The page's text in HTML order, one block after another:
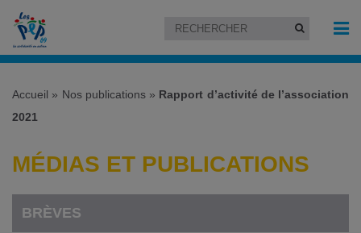
Accueil » Nos publications» Rapport d’activité de l’association
2021
MÉDIAS ET PUBLICATIONS
BRÈVES